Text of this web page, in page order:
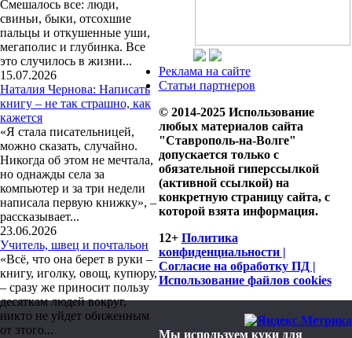
Смешалось все: люди,
свиньи, быки, отсохшие
пальцы и откушенные уши,
мегаполис и глубинка. Все
это случилось в жизни...
15.07.2026
Наталия Чернова: Написать
книгу – не так страшно, как
кажется
«Я стала писательницей,
можно сказать, случайно.
Никогда об этом не мечтала,
но однажды села за
компьютер и за три недели
написала первую книжку», –
рассказывает...
23.06.2026
Учитель, швец и почтальон
«Всё, что она берет в руки –
книгу, иголку, овощ, купюру,
– сразу же приносит пользу
десяткам людей вокруг,
никто не уйдет обиженным
от этого...
Реклама на сайте
Статьи партнеров
© 2014-2025 Использование
любых материалов сайта
"Ставрополь-на-Волге"
допускается только с
обязательной гиперссылкой
(активной ссылкой) на
конкретную страницу сайта, с
которой взята информация.
12+ Политика
конфиденциальности |
Согласие на обработку ПД |
Использование файлов cookies
Мы используем куки для